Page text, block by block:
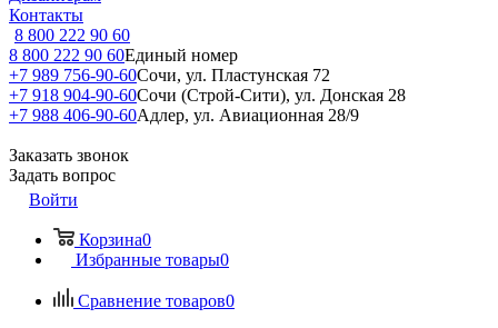
Контакты
8 800 222 90 60
8 800 222 90 60Единый номер
+7 989 756-90-60Сочи, ул. Пластунская 72
+7 918 904-90-60Сочи (Строй-Сити), ул. Донская 28
+7 988 406-90-60Адлер, ул. Авиационная 28/9
Заказать звонок
Задать вопрос
Войти
Корзина0
Избранные товары0
Сравнение товаров0